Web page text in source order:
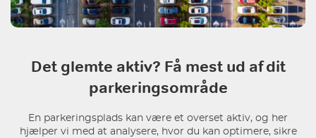
Det glemte aktiv? Få mest ud af dit
parkeringsområde
En parkeringsplads kan være et overset aktiv, og her
hjælper vi med at analysere, hvor du kan optimere, sikre